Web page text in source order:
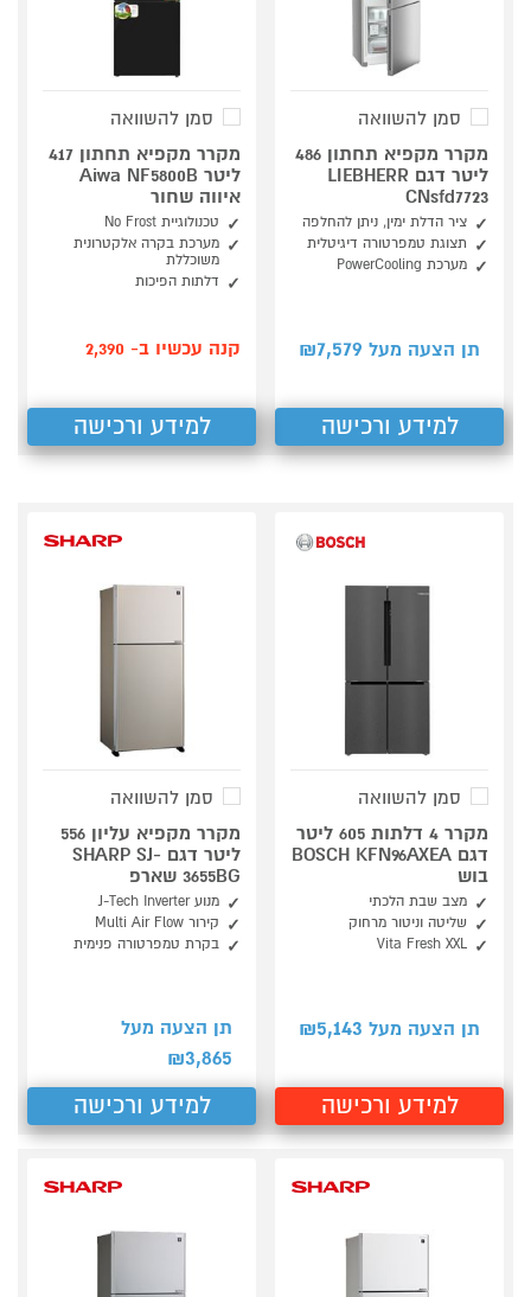
סמן להשוואה
מקרר מקפיא תחתון 486
ליטר דגם LIEBHERR
CNsfd7723
ציר הדלת ימין, ניתן להחלפה
תצוגת טמפרטורה דיגיטלית
מערכת PowerCooling
תן הצעה מעל ₪ 7,579
למידע ורכישה
סמן להשוואה
מקרר מקפיא תחתון 417
ליטר Aiwa NF5800B
איווה שחור
טכנולוגיית No Frost
מערכת בקרה אלקטרונית
משוכללת
דלתות הפיכות
קנה עכשיו ב- 2,390
למידע ורכישה
סמן להשוואה
מקרר 4 דלתות 605 ליטר
דגם BOSCH KFN96AXEA
בוש
מצב שבת הלכתי
שליטה וניטור מרחוק
Vita Fresh XXL
תן הצעה מעל ₪ 5,143
למידע ורכישה
סמן להשוואה
מקרר מקפיא עליון 556
ליטר דגם SHARP SJ-
3655BG שארפ
מנוע J-Tech Inverter
קירור Multi Air Flow
בקרת טמפרטורה פנימית
תן הצעה מעל
₪3,865
למידע ורכישה